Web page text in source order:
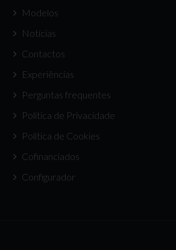
Modelos
Notícias
Contactos
Experiências
Perguntas frequentes
Politica de Privacidade
Politica de Cookies
Cofinanciados
Configurador